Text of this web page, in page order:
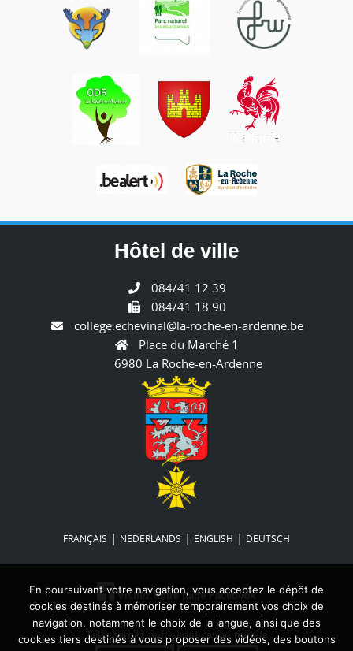
En poursuivant votre navigation, vous acceptez le dépôt de
cookies destinés à mémoriser temporairement vos choix de
navigation, notamment le choix de la langue, ainsi que des
cookies tiers destinés à vous proposer des vidéos, des boutons
Hôtel de ville
084/41.12.39
084/41.18.90
college.echevinal@la-roche-en-ardenne.be
Place du Marché 1
6980 La Roche-en-Ardenne
FRANÇAIS | NEDERLANDS | ENGLISH | DEUTSCH
Visitez notre page Facebook
Téléchargez notre application mobile